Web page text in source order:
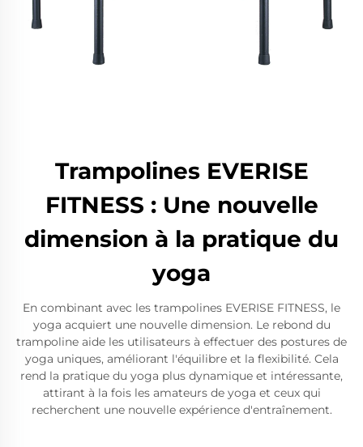
Trampolines EVERISE
FITNESS : Une nouvelle
dimension à la pratique du
yoga
En combinant avec les trampolines EVERISE FITNESS, le
yoga acquiert une nouvelle dimension. Le rebond du
trampoline aide les utilisateurs à effectuer des postures de
yoga uniques, améliorant l'équilibre et la flexibilité. Cela
rend la pratique du yoga plus dynamique et intéressante,
attirant à la fois les amateurs de yoga et ceux qui
recherchent une nouvelle expérience d'entraînement.